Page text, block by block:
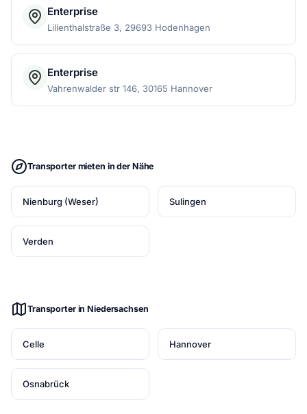
Enterprise
Lilienthalstraße 3, 29693 Hodenhagen
Enterprise
Vahrenwalder str 146, 30165 Hannover
Transporter mieten in der Nähe
Nienburg (Weser) Sulingen
Verden
Transporter in Niedersachsen
Celle Hannover
Osnabrück